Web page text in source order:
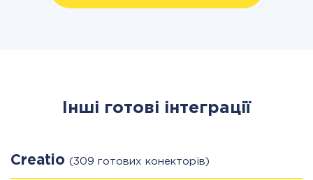
Інші готові інтеграції
Creatio (309 готових конекторів)